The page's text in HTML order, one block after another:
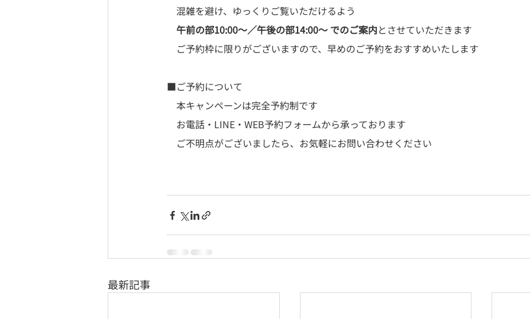
混雑を避け、ゆっくりご覧いただけるよう
午前の部10:00〜／午後の部14:00〜 でのご案内とさせていただきます
ご予約枠に限りがございますので、早めのご予約をおすすめいたします
■ご予約について
本キャンペーンは完全予約制です
お電話・LINE・WEB予約フォームから承っております
ご不明点がございましたら、お気軽にお問い合わせください
最新記事